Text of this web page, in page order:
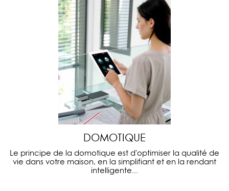
DOMOTIQUE
Le principe de la domotique est d'optimiser la qualité de
vie dans votre maison, en la simplifiant et en la rendant
intelligente...